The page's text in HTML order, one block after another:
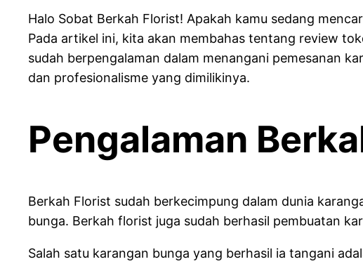
Halo Sobat Berkah Florist! Apakah kamu sedang
Pada artikel ini, kita akan membahas tentang review
sudah berpengalaman dalam menangani pemesanan
dan profesionalisme yang dimilikinya.
Pengalaman
Berkah Florist sudah berkecimpung dalam dunia
bunga. Berkah florist juga sudah berhasil pembuatan
Salah satu karangan bunga yang berhasil ia tangani